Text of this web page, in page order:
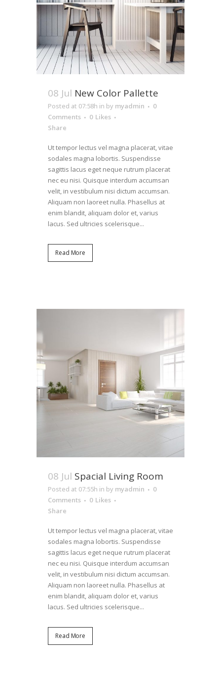
08 Jul New Color Pallette
Posted at 07:58h in by myadmin
0
Comments
0 Likes
Share
Ut tempor lectus vel magna placerat, vitae
sodales magna lobortis. Suspendisse
sagittis lacus eget neque rutrum placerat
nec eu nisi. Quisque interdum accumsan
velit, in vestibulum nisi dictum accumsan.
Aliquam non laoreet nulla. Phasellus at
enim blandit, aliquam dolor et, varius
lacus. Sed ultricies scelerisque...
Read More
08 Jul Spacial Living Room
Posted at 07:55h in by myadmin
0
Comments
0 Likes
Share
Ut tempor lectus vel magna placerat, vitae
sodales magna lobortis. Suspendisse
sagittis lacus eget neque rutrum placerat
nec eu nisi. Quisque interdum accumsan
velit, in vestibulum nisi dictum accumsan.
Aliquam non laoreet nulla. Phasellus at
enim blandit, aliquam dolor et, varius
lacus. Sed ultricies scelerisque...
Read More